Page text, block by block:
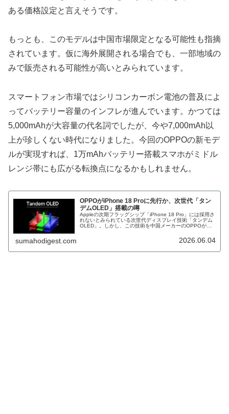
ある価格設定と言えそうです。
もっとも、このモデルは中国市場限定となる可能性も指摘
されています。仮に海外展開される場合でも、一部地域の
みで販売される可能性が高いとみられています。
スマートフォン市場ではシリコンカーボン電池の普及によ
ってバッテリー容量のインフレが進んでいます。かつては
5,000mAhが大容量の代名詞でしたが、今や7,000mAh以
上が珍しくない時代になりました。今回のOPPOの新モデ
ルが実現すれば、1万mAhバッテリー搭載スマホがミドル
レンジ帯にも広がる転換点になるかもしれません。
OPPOがiPhone 18 Proに先行か、次世代「タン
デムOLED」搭載の噂
Appleの次期フラッグシップ「iPhone 18 Pro」には採用さ
れないとみられている次世代ディスプレイ技術「タンデム
OLED」。しかし、この技術を中国メーカーのOPPOが先
sumahodigest.com 2026.06.04